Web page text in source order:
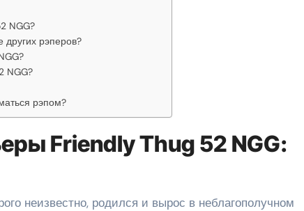
NGG?
рэперов?
NGG?
рэпом?
Friendly Thug 52 NGG:
неизвестно, родился и вырос в неблагополучном